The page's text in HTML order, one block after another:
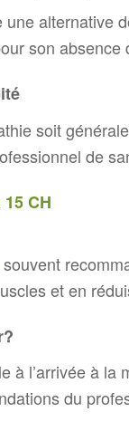
une alternative
son absence
soit
de
CH
souvent
et en
à l’arrivée à
du